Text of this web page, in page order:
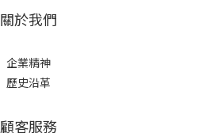
關於我們
企業精神
歷史沿革
顧客服務